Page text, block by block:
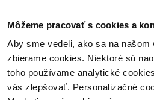
Môžeme pracovať s cookies a
Aby sme vedeli, ako sa na
zbierame cookies. Niektoré sú
toho používame analytické
vás zlepšovať. Personalizačné
Poukážky Kontakt